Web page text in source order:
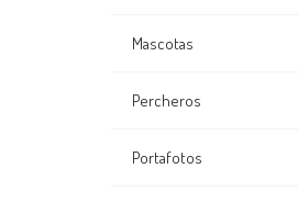
Mascotas
Percheros
Portafotos